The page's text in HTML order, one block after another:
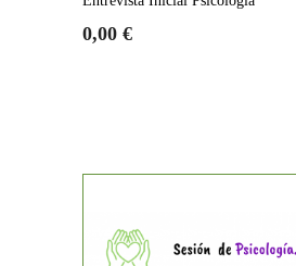
Precio
Precio
0,00 €